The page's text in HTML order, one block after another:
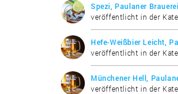
Spezi, Paulaner Brauerei
veröffentlicht in der
Hefe-Weißbier Leicht,
veröffentlicht in der
Münchener Hell,
veröffentlicht in der